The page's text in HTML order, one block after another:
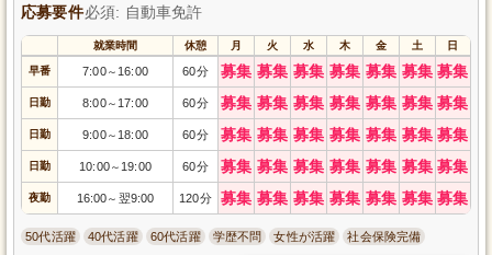
応募要件必須: 自動車免許
就業時間 休憩 月 火 水 木 金 土 日
早番 7:00～ 16:00 60分 募集 募集 募集 募集 募集 募集 募集
日勤 8:00～ 17:00 60分 募集 募集 募集 募集 募集 募集 募集
日勤 9:00～ 18:00 60分 募集 募集 募集 募集 募集 募集 募集
日勤 10:00～ 19:00 60分 募集 募集 募集 募集 募集 募集 募集
夜勤 16:00～ 翌9:00 120分 募集 募集 募集 募集 募集 募集 募集
50代活躍 40代活躍 60代活躍 学歴不問 女性が活躍 社会保険完備